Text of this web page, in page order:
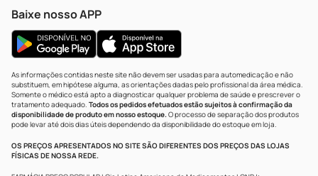
Baixe nosso APP
As informações contidas neste site não devem ser usadas para automedicação e não
substituem, em hipótese alguma, as orientações dadas pelo profissional da área médica.
Somente o médico está apto a diagnosticar qualquer problema de saúde e prescrever o
tratamento adequado. Todos os pedidos efetuados estão sujeitos à confirmação da
disponibilidade de produto em nosso estoque.O processo de separação dos produtos
pode levar até dois dias úteis dependendo da disponibilidade do estoque em loja.
OS PREÇOS APRESENTADOS NO SITE SÃO DIFERENTES DOS PREÇOS DAS LOJAS
FÍSICAS DE NOSSA REDE.